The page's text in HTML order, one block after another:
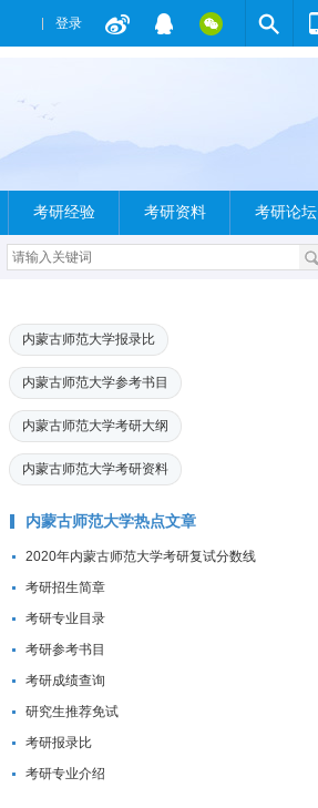
登录
考研经验 考研资料 考研论坛
内蒙古师范大学报录比
内蒙古师范大学参考书目
内蒙古师范大学考研大纲
内蒙古师范大学考研资料
内蒙古师范大学热点文章
2020年内蒙古师范大学考研复试分数线
考研招生简章
考研专业目录
考研参考书目
考研成绩查询
研究生推荐免试
考研报录比
考研专业介绍